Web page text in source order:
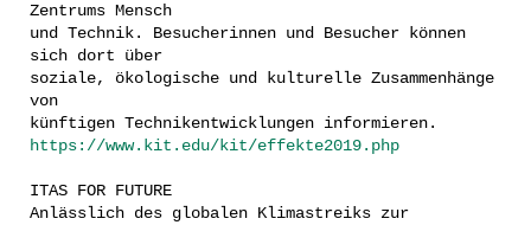
Zentrums Mensch
und Technik. Besucherinnen und Besucher können
sich dort über
soziale, ökologische und kulturelle Zusammenhänge
von
künftigen Technikentwicklungen informieren.
https://www.kit.edu/kit/effekte2019.php
ITAS FOR FUTURE
Anlässlich des globalen Klimastreiks zur